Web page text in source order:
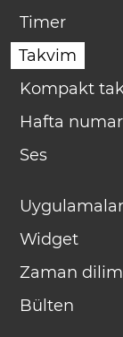
Timer
Takvim
Kompakt
Hafta
Ses
Uygulamalar
Widget
Zaman
Bülten